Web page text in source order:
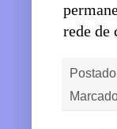
rede de